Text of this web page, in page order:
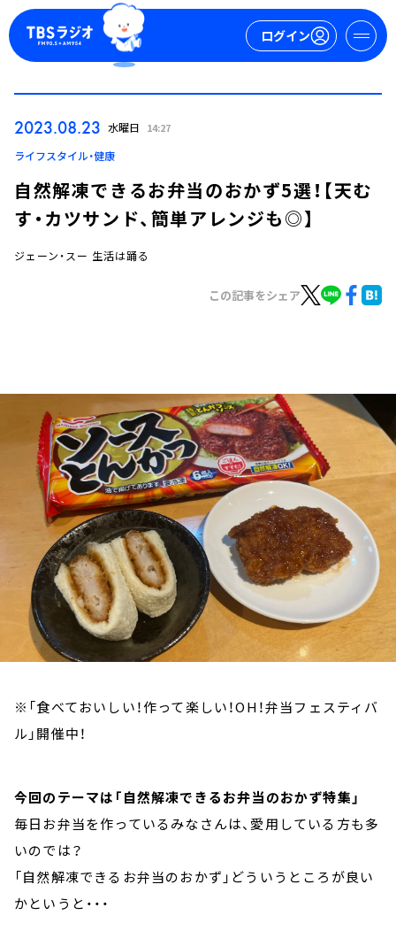
ログイン
ログイン
お知らせ
イベント・グッズ
YouTube
会社情報
2023.08.23 水曜日 14:27
ライフスタイル・健康
自然解凍できるお弁当のおかず5選！【天む
す・カツサンド、簡単アレンジも◎】
ジェーン・スー 生活は踊る
この記事をシェア
※「食べておいしい！作って楽しい！OH！弁当フェスティバ
ル」開催中！
今回のテーマは「自然解凍できるお弁当のおかず特集」
毎日お弁当を作っているみなさんは、愛用している方も多
いのでは？
「自然解凍できるお弁当のおかず」どういうところが良い
かというと・・・